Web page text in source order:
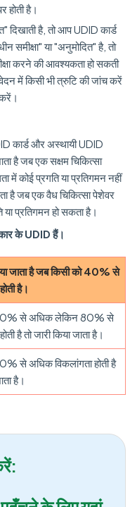
है।
दिखाती है, तो आप UDID कार्ड
या "अनुमोदित" है, तो
करने की आवश्यकता हो सकती
में किसी भी त्रुटि की जांच करें
कार्ड और अस्थायी UDID
है जब एक सक्षम चिकित्सा
में कोई प्रगति या प्रतिगमन नहीं
है जब एक वैध चिकित्सा पेशेवर
या प्रतिगमन हो सकता है।
के UDID हैं।
जाता है जब किसी को 40% से
है।
से अधिक लेकिन 80% से
है तो जारी किया जाता है।
से अधिक विकलांगता होती है
है।